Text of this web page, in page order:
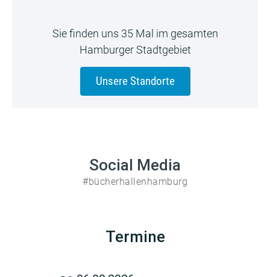
Sie finden uns 35 Mal im gesamten
Hamburger Stadtgebiet
Unsere Standorte
Social Media
#bücherhallenhamburg
Termine